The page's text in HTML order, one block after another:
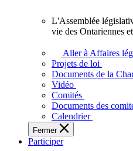
l'Ontario.
L'Assemblée
adopte
touchent
des
Ontariennes
et
L'Assemblée
vie des Ontariennes
Aller à Affaires
Projets de loi
Documents de la
Vidéo
Comités
Documents des
Calendrier
Fermer
Participer